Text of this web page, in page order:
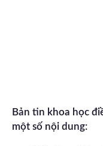
Bản tin khoa học
một số nội dung: